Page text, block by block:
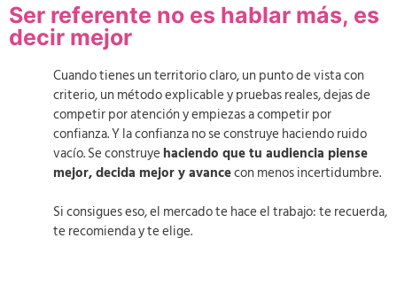
Ser referente no es hablar más, es
decir mejor
Cuando tienes un territorio claro, un punto de vista con
criterio, un método explicable y pruebas reales, dejas de
competir por atención y empiezas a competir por
confianza. Y la confianza no se construye haciendo ruido
vacío. Se construye haciendo que tu audiencia piense
mejor, decida mejor y avancecon menos incertidumbre.
Si consigues eso, el mercado te hace el trabajo: te recuerda,
te recomienda y te elige.